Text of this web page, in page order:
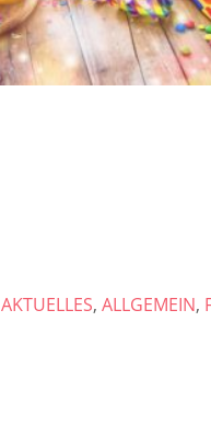
AKTUELLES, ALLGEMEIN,